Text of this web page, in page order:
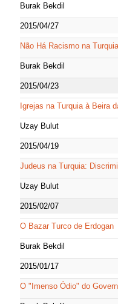
Burak Bekdil
2015/04/27
Não Há Racismo na
Burak Bekdil
2015/04/23
Igrejas na Turquia à Beira
Uzay Bulut
2015/04/19
Judeus na Turquia:
Uzay Bulut
2015/02/07
O Bazar Turco de Erdogan
Burak Bekdil
2015/01/17
O "Imenso Ódio" do